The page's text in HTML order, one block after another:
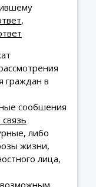
,
граждан в
сообшения
либо
жизни,
лица,
возможным